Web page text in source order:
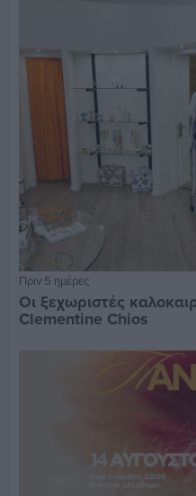
Πριν 5 ημέρες
Οι ξεχωριστές
Clementine Chios